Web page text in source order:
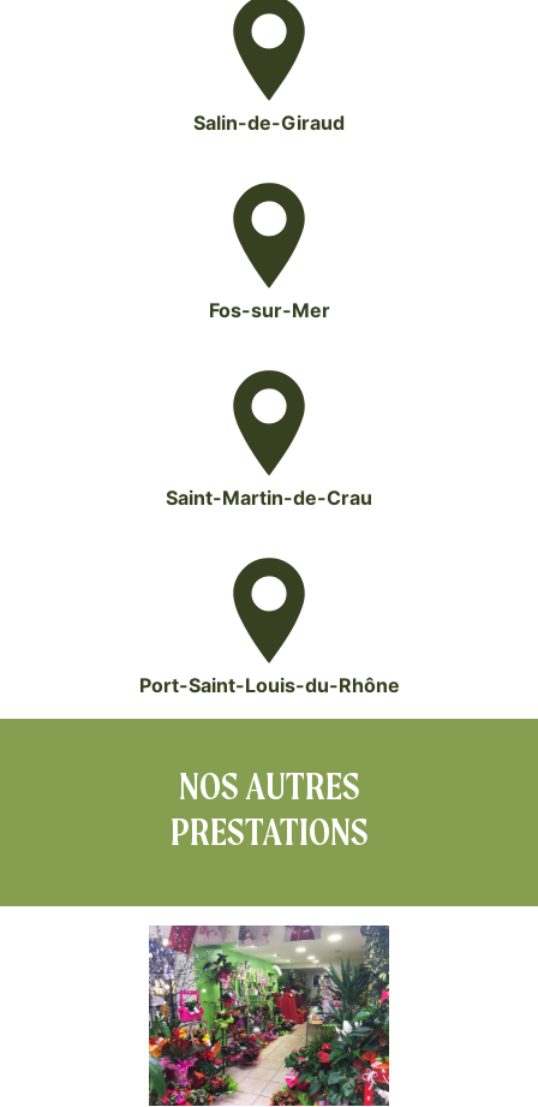
Salin-de-Giraud
Fos-sur-Mer
Saint-Martin-de-Crau
Port-Saint-Louis-du-Rhône
NOS AUTRES
PRESTATIONS